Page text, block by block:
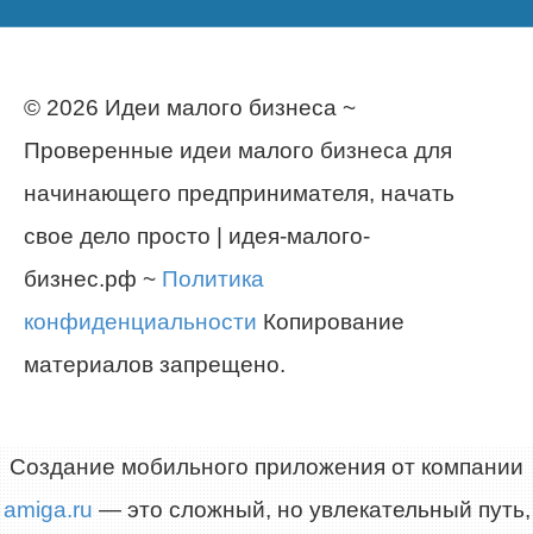
© 2026 Идеи малого бизнеса ~
Проверенные идеи малого бизнеса для
начинающего предпринимателя, начать
свое дело просто | идея-малого-
бизнес.рф ~ Политика
конфиденциальности Копирование
материалов запрещено.
Создание мобильного приложения от компании
amiga.ru — это сложный, но увлекательный путь,